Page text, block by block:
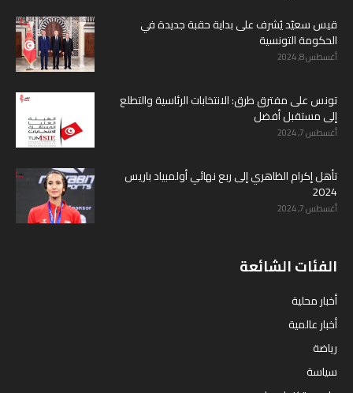
قيس سعيّد يُشرف على بداية حقبة جديدة في
الحكومة التونسية
أغسطس 8, 2024
تونس على مفترق طرق: الانتخابات الرئاسية والتطلع
إلى مستقبل أفضل
أغسطس 7, 2024
تأهل إكرام الظاهري إلى ربع نهائي أولمبياد باريس
2024
أغسطس 7, 2024
الفئات الشائعة
أخبار محلية
أخبار عالمية
رياضة
سياسة